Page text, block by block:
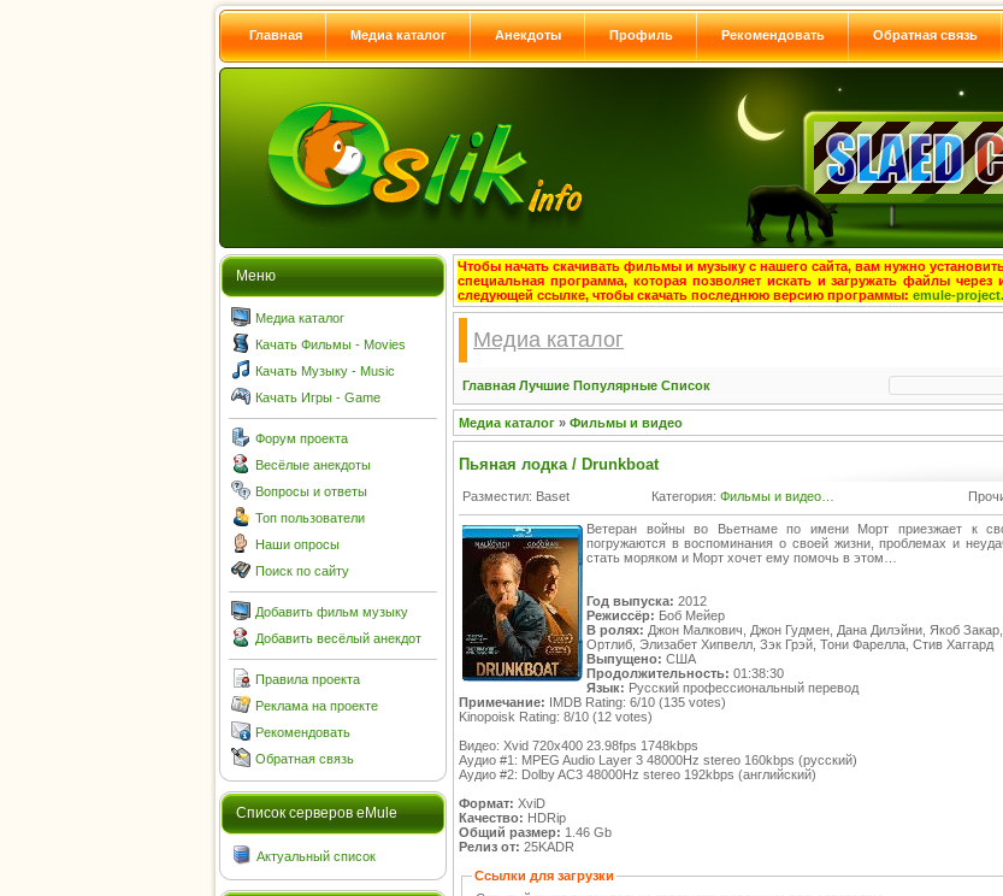
Главная Медиа каталог Анекдоты Профиль Рекомендовать Обратная связь
Меню
Медиа каталог
Качать Фильмы - Movies
Качать Музыку - Music
Качать Игры - Game
Форум проекта
Весёлые анекдоты
Вопросы и ответы
Топ пользователи
Наши опросы
Поиск по сайту
Добавить фильм музыку
Добавить весёлый анекдот
Правила проекта
Реклама на проекте
Рекомендовать
Обратная связь
Cписок серверов eMule
Актуальный список
Чтобы начать скачивать фильмы и музыку с нашего сайта, вам нужно
специальная программа, которая позволяет искать и загружать файлы через
следующей ссылке, чтобы скачать последнюю версию программы: emule-
Медиа каталог
Главная Лучшие Популярные Список
Медиа каталог » Фильмы и видео
Пьяная лодка / Drunkboat
Разместил: Baset Категория: Фильмы и видео…
Ветеран войны во Вьетнаме по имени Морт приезжает к
погружаются в воспоминания о своей жизни, проблемах и
стать моряком и Морт хочет ему помочь в этом…
Год выпуска: 2012
Режиссёр: Боб Мейер
В ролях: Джон Малкович, Джон Гудмен, Дана Дилэйни, Якоб
Ортлиб, Элизабет Хипвелл, Зэк Грэй, Тони Фарелла, Стив Хаггард
Выпущено: США
Продолжительность: 01:38:30
Язык: Русский профессиональный перевод
Примечание: IMDB Rating: 6/10 (135 votes)
Kinopoisk Rating: 8/10 (12 votes)
Видео: Xvid 720x400 23.98fps 1748kbps
Аудио #1: MPEG Audio Layer 3 48000Hz stereo 160kbps (русский)
Аудио #2: Dolby AC3 48000Hz stereo 192kbps (английский)
Формат: XviD
Качество: HDRip
Общий размер: 1.46 Gb
Релиз от: 25KADR
Ссылки для загрузки